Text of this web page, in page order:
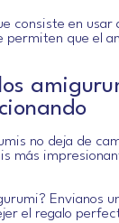
consiste en usar
permiten que el
no deja de
más
Envianos
el regalo